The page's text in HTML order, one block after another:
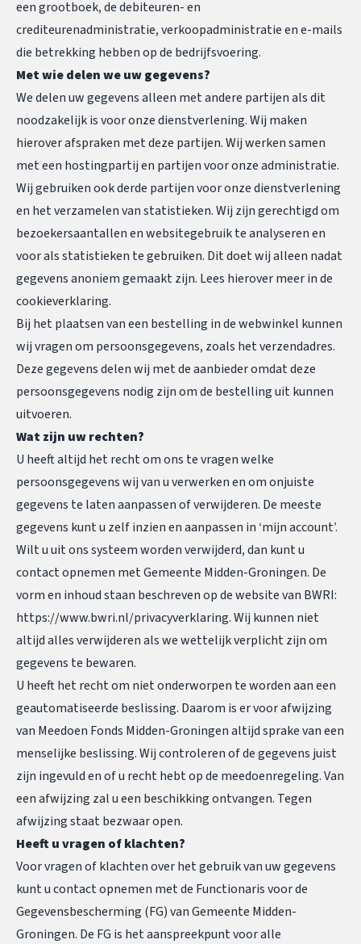
een grootboek, de debiteuren- en
crediteurenadministratie, verkoopadministratie en e-mails
die betrekking hebben op de bedrijfsvoering.
Met wie delen we uw gegevens?
We delen uw gegevens alleen met andere partijen als dit
noodzakelijk is voor onze dienstverlening. Wij maken
hierover afspraken met deze partijen. Wij werken samen
met een hostingpartij en partijen voor onze administratie.
Wij gebruiken ook derde partijen voor onze dienstverlening
en het verzamelen van statistieken. Wij zijn gerechtigd om
bezoekersaantallen en websitegebruik te analyseren en
voor als statistieken te gebruiken. Dit doet wij alleen nadat
gegevens anoniem gemaakt zijn. Lees hierover meer inde
cookieverklaring.
Bij het plaatsen van een bestelling in de webwinkel kunnen
wij vragen om persoonsgegevens, zoals het verzendadres.
Deze gegevens delen wij met de aanbieder omdat deze
persoonsgegevens nodig zijn om de bestelling uit kunnen
uitvoeren.
Wat zijn uw rechten?
U heeft altijd het recht om ons te vragen welke
persoonsgegevens wij van u verwerken en om onjuiste
gegevens te laten aanpassen of verwijderen. De meeste
gegevens kunt u zelf inzien en aanpassen in ‘mijn account’.
Wilt u uit ons systeem worden verwijderd, dan kunt u
contact opnemen met Gemeente Midden-Groningen. De
vorm en inhoud staan beschreven op de website van BWRI:
https://www.bwri.nl/privacyverklaring.Wij kunnen niet
altijd alles verwijderen als we wettelijk verplicht zijn om
gegevens te bewaren.
U heeft het recht om niet onderworpen te worden aan een
geautomatiseerde beslissing. Daarom is er voor afwijzing
van Meedoen Fonds Midden-Groningen altijd sprake van een
menselijke beslissing. Wij controleren of de gegevens juist
zijn ingevuld en of u recht hebt op de meedoenregeling. Van
een afwijzing zal u een beschikking ontvangen. Tegen
afwijzing staat bezwaar open.
Heeft u vragen of klachten?
Voor vragen of klachten over het gebruik van uw gegevens
kunt u contact opnemen met de Functionaris voor de
Gegevensbescherming (FG) van Gemeente Midden-
Groningen. De FG is het aanspreekpunt voor alle